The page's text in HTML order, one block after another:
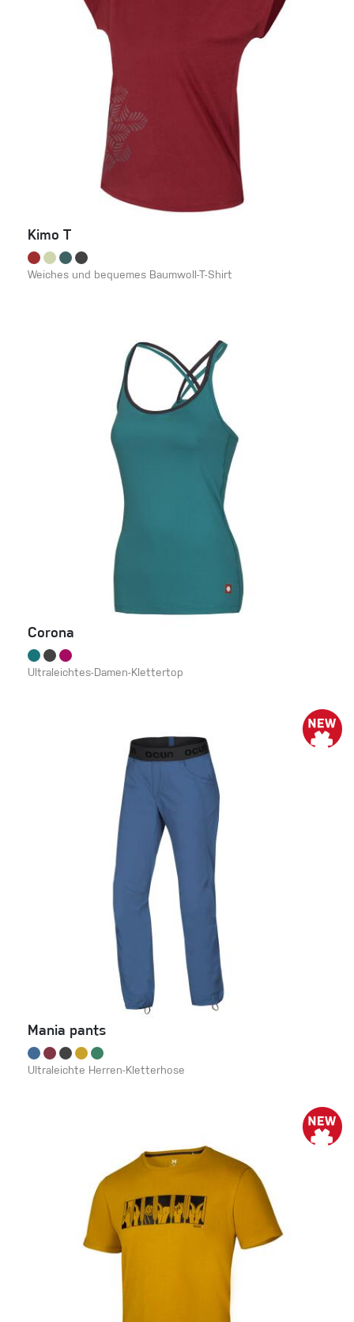
Kimo T
Weiches und bequemes Baumwoll-T-Shirt
Corona
Ultraleichtes-Damen-Klettertop
Mania pants
Ultraleichte Herren-Kletterhose